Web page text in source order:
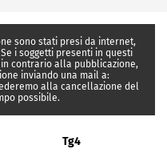
sono stati presi da internet,
i soggetti presenti in questi
contrario alla pubblicazione,
inviando una mail a:
alla cancellazione del
possibile.
Tg4